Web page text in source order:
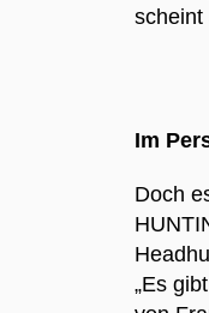
scheint
Im
Doch
„Es